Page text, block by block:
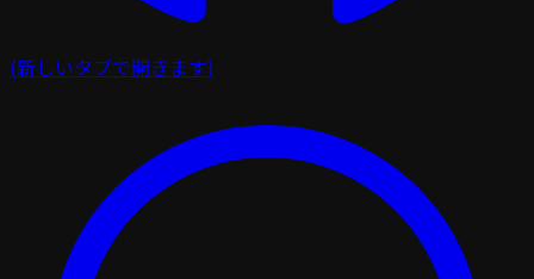
(新しいタブで開きます)